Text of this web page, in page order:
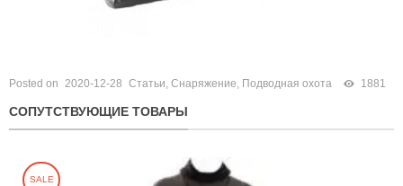
Posted on 2020-12-28 Статьи, Снаряжение, Подводная охота 1881
СОПУТСТВУЮЩИЕ ТОВАРЫ
SALE